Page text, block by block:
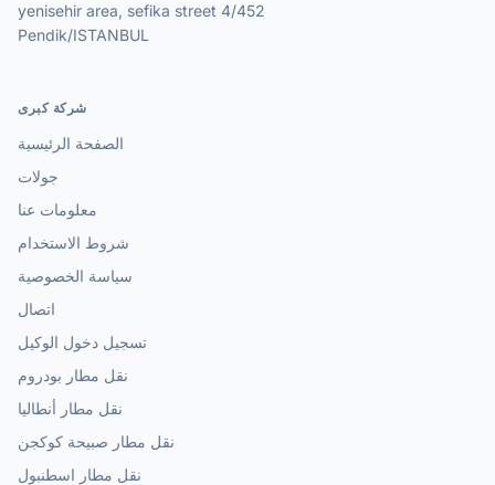
yenisehir area, sefika street 4/452
Pendik/ISTANBUL
شركة كبرى
الصفحة الرئيسية
جولات
معلومات عنا
شروط الاستخدام
سياسة الخصوصية
اتصال
تسجيل دخول الوكيل
نقل مطار بودروم
نقل مطار أنطاليا
نقل مطار صبيحة كوكجن
نقل مطار اسطنبول